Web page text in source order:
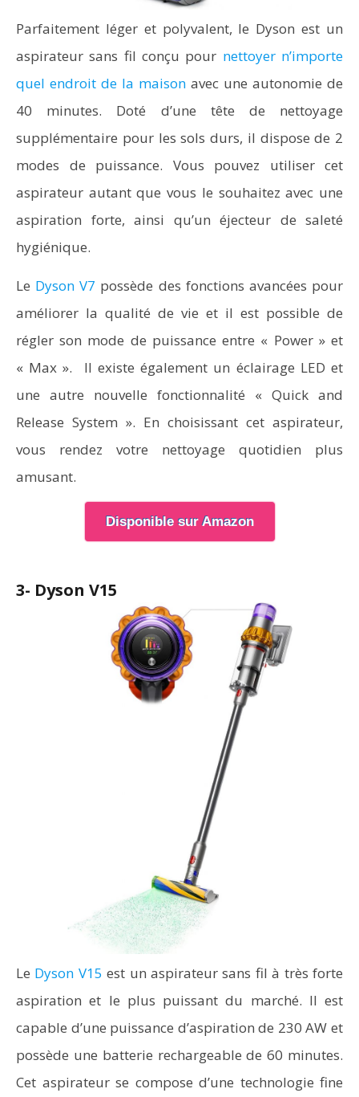
Parfaitement léger et polyvalent, le Dyson est un
aspirateur sans fil conçu pour nettoyer n’importe
quel endroit de la maison avec une autonomie de
40 minutes. Doté d’une tête de nettoyage
supplémentaire pour les sols durs, il dispose de 2
modes de puissance. Vous pouvez utiliser cet
aspirateur autant que vous le souhaitez avec une
aspiration forte, ainsi qu’un éjecteur de saleté
hygiénique.
Le Dyson V7 possède des fonctions avancées pour
améliorer la qualité de vie et il est possible de
régler son mode de puissance entre « Power » et
« Max ». Il existe également un éclairage LED et
une autre nouvelle fonctionnalité « Quick and
Release System ». En choisissant cet aspirateur,
vous rendez votre nettoyage quotidien plus
amusant.
Disponible sur Amazon
3- Dyson V15
Le Dyson V15 est un aspirateur sans fil à très forte
aspiration et le plus puissant du marché. Il est
capable d’une puissance d’aspiration de 230 AW et
possède une batterie rechargeable de 60 minutes.
Cet aspirateur se compose d’une technologie fine